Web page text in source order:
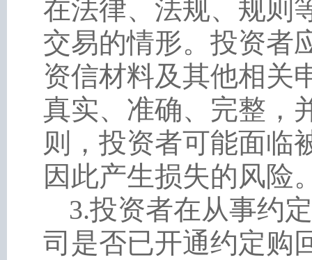
在法律、法规、规则
交易的情形。投资者
资信材料及其他相关
真实、准确、完整，
则，投资者可能面临
因此产生损失的风险
3.投资者在从事约
司是否已开通约定购